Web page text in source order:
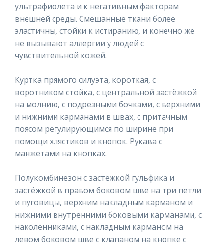
ультрафиолета и к негативным факторам
внешней среды. Смешанные ткани более
эластичны, стойки к истиранию, и конечно же
не вызывают аллергии у людей с
чувствительной кожей.
Куртка прямого силуэта, короткая, с
воротником стойка, с центральной застёжкой
на молнию, с подрезными бочками, с верхними
и нижними карманами в швах, с притачным
поясом регулирующимся по ширине при
помощи хлястиков и кнопок. Рукава с
манжетами на кнопках.
Полукомбинезон с застёжкой гульфика и
застёжкой в правом боковом шве на три петли
и пуговицы, верхним накладным карманом и
нижними внутренними боковыми карманами, с
наколенниками, с накладным карманом на
левом боковом шве с клапаном на кнопке с